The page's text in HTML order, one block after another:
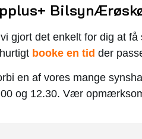
Bilsyn
gjort det enkelt for dig at
booke en tid der
en af vores mange
og 12.30. Vær